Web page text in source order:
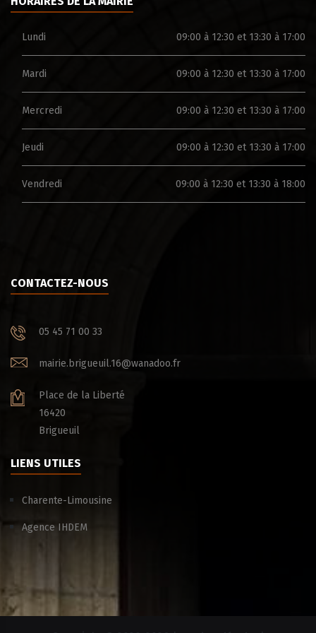
Lundi 09:00 à 12:30 et 13:30 à 17:00
Mardi 09:00 à 12:30 et 13:30 à 17:00
Mercredi 09:00 à 12:30 et 13:30 à 17:00
Jeudi 09:00 à 12:30 et 13:30 à 17:00
Vendredi 09:00 à 12:30 et 13:30 à 18:00
CONTACTEZ-NOUS
05 45 71 00 33
mairie.brigueuil.16@wanadoo.fr
Place de la Liberté
16420
Brigueuil
LIENS UTILES
Charente-Limousine
Agence IHDEM